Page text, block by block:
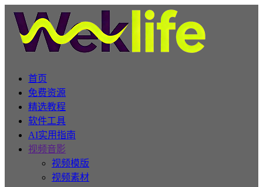
首页
免费资源
精选教程
软件工具
AI实用指南
视频音影
视频模版
视频素材